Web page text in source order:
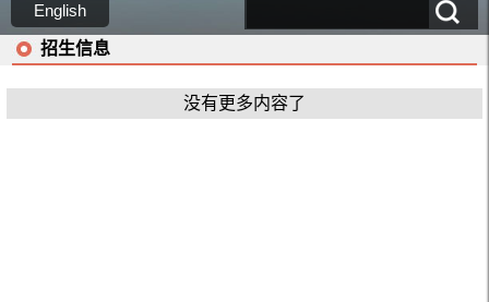
English
招生信息
没有更多内容了